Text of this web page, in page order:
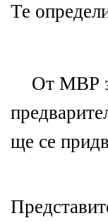
Те
От МВР
ще се